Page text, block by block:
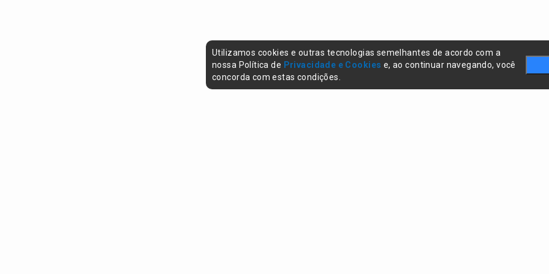
Utilizamos cookies e outras tecnologias semelhantes de acordo com a
nossa Política de Privacidade e Cookies e, ao continuar navegando, você
concorda com estas condições.